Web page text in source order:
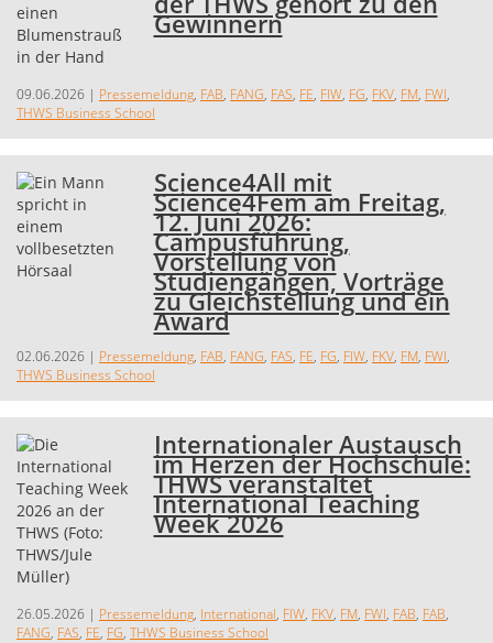
Gewinnern
09.06.2026 | Pressemeldung, FAB, FANG, FAS, FE, FIW, FG, FKV, FM, FWI,
THWS Business School
Science4All mit
Science4Fem am Freitag,
12. Juni 2026:
Campusführung,
Vorstellung von
Studiengängen, Vorträge
zu Gleichstellung und ein
Award
02.06.2026 | Pressemeldung, FAB, FANG, FAS, FE, FG, FIW, FKV, FM, FWI,
THWS Business School
Internationaler Austausch
im Herzen der Hochschule:
THWS veranstaltet
International Teaching
Week 2026
26.05.2026 | Pressemeldung, International, FIW, FKV, FM, FWI, FAB, FAB,
FANG, FAS, FE, FG, THWS Business School